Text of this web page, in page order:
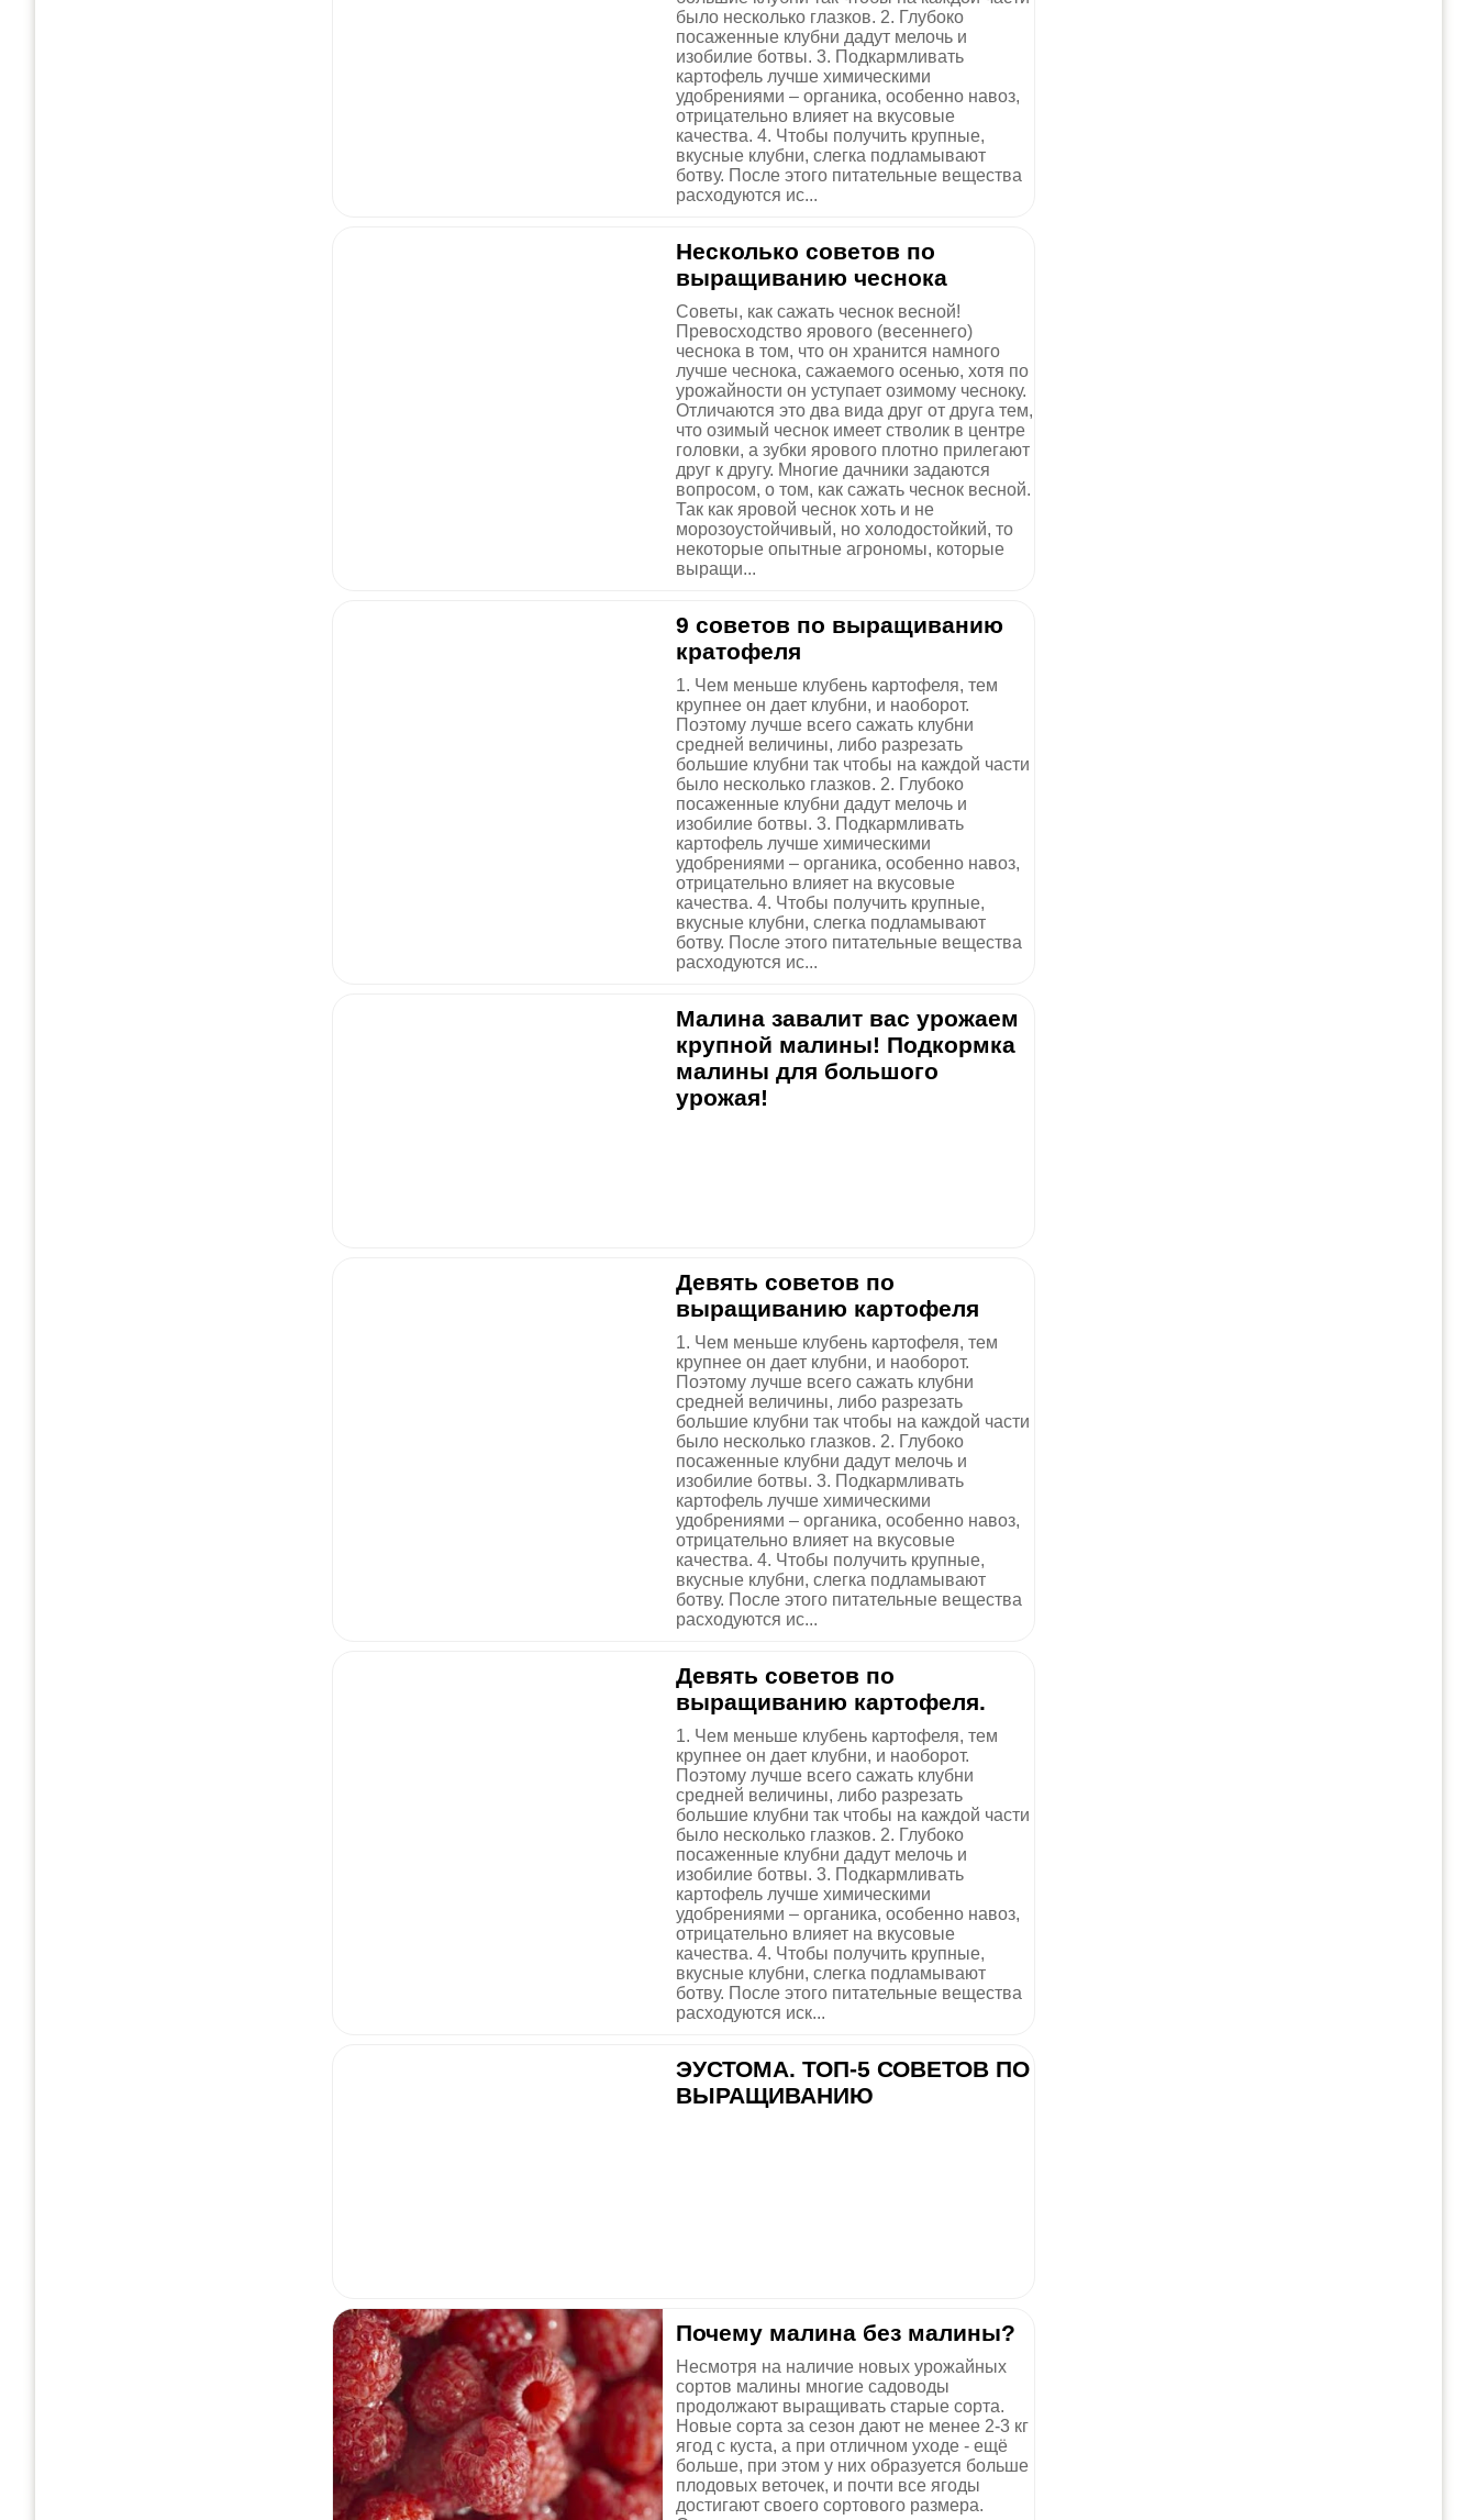
было несколько глазков. 2. Глубоко
посаженные клубни дадут мелочь и
изобилие ботвы. 3. Подкармливать
картофель лучше химическими
удобрениями – органика, особенно навоз,
отрицательно влияет на вкусовые
качества. 4. Чтобы получить крупные,
вкусные клубни, слегка подламывают
ботву. После этого питательные вещества
расходуются ис...
Несколько советов по
выращиванию чеснока
Советы, как сажать чеснок весной!
Превосходство ярового (весеннего)
чеснока в том, что он хранится намного
лучше чеснока, сажаемого осенью, хотя по
урожайности он уступает озимому чесноку.
Отличаются это два вида друг от друга тем,
что озимый чеснок имеет стволик в центре
головки, а зубки ярового плотно прилегают
друг к другу. Многие дачники задаются
вопросом, о том, как сажать чеснок весной.
Так как яровой чеснок хоть и не
морозоустойчивый, но холодостойкий, то
некоторые опытные агрономы, которые
выращи...
9 советов по выращиванию
кратофеля
1. Чем меньше клубень картофеля, тем
крупнее он дает клубни, и наоборот.
Поэтому лучше всего сажать клубни
средней величины, либо разрезать
большие клубни так чтобы на каждой части
было несколько глазков. 2. Глубоко
посаженные клубни дадут мелочь и
изобилие ботвы. 3. Подкармливать
картофель лучше химическими
удобрениями – органика, особенно навоз,
отрицательно влияет на вкусовые
качества. 4. Чтобы получить крупные,
вкусные клубни, слегка подламывают
ботву. После этого питательные вещества
расходуются ис...
Малина завалит вас урожаем
крупной малины! Подкормка
малины для большого
урожая!
Девять советов по
выращиванию картофеля
1. Чем меньше клубень картофеля, тем
крупнее он дает клубни, и наоборот.
Поэтому лучше всего сажать клубни
средней величины, либо разрезать
большие клубни так чтобы на каждой части
было несколько глазков. 2. Глубоко
посаженные клубни дадут мелочь и
изобилие ботвы. 3. Подкармливать
картофель лучше химическими
удобрениями – органика, особенно навоз,
отрицательно влияет на вкусовые
качества. 4. Чтобы получить крупные,
вкусные клубни, слегка подламывают
ботву. После этого питательные вещества
расходуются ис...
Девять советов по
выращиванию картофеля.
1. Чем меньше клубень картофеля, тем
крупнее он дает клубни, и наоборот.
Поэтому лучше всего сажать клубни
средней величины, либо разрезать
большие клубни так чтобы на каждой части
было несколько глазков. 2. Глубоко
посаженные клубни дадут мелочь и
изобилие ботвы. 3. Подкармливать
картофель лучше химическими
удобрениями – органика, особенно навоз,
отрицательно влияет на вкусовые
качества. 4. Чтобы получить крупные,
вкусные клубни, слегка подламывают
ботву. После этого питательные вещества
расходуются иск...
ЭУСТОМА. ТОП-5 СОВЕТОВ ПО
ВЫРАЩИВАНИЮ
Почему малина без малины?
Несмотря на наличие новых урожайных
сортов малины многие садоводы
продолжают выращивать старые сорта.
Новые сорта за сезон дают не менее 2-3 кг
ягод с куста, а при отличном уходе - ещё
больше, при этом у них образуется больше
плодовых веточек, и почти все ягоды
достигают своего сортового размера.